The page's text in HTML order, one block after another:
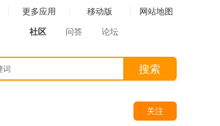
更多应用 移动版 网站地图
社区 问答 论坛
搜索
关注